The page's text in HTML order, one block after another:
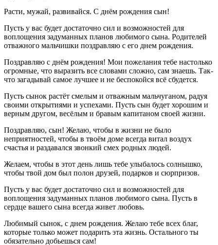
Расти, мужай, развивайся. С днём рождения сын!
Пусть у вас будет достаточно сил и возможностей для
воплощения задуманных планов любимого сына. Родителей
отважного мальчишки поздравляю с его днем рождения.
Поздравляю с днём рождения! Мои пожелания тебе настолько
огромные, что выразить все словами сложно, сам знаешь. Так-
что загадывай самое лучшее и не беспокойся всё сбудется.
Пусть сынок растёт смелым и отважным мальчуганом, радуя
своими открытиями и успехами. Пусть сын будет хорошим и
верным другом, весёлым и бравым капитаном своей жизни.
Поздравляю, сын! Желаю, чтобы в жизни не было
неприятностей, чтобы в твоём доме всегда витал воздух
счастья и раздавался звонкий смех родных людей.
Желаем, чтобы в этот день лишь тебе улыбалось солнышко,
чтобы твой дом был полон друзей, подарков и сюрпризов.
Пусть у вас будет достаточно сил и возможностей для
воплощения задуманных планов любимого сына. Пусть в
сердце вашего сына всегда живет любовь.
Любимый сынок, с днем рождения. Желаю тебе всех благ,
которые только может подарить эта жизнь. Остального ты
обязательно добьешься сам!